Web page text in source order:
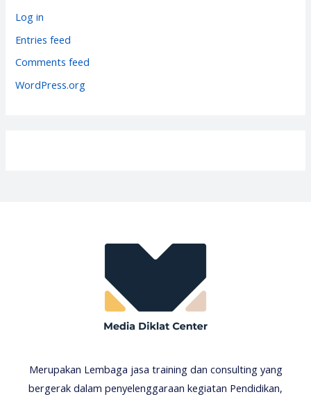
r
i
Log in
Entries feed
Comments feed
WordPress.org
Merupakan Lembaga jasa training dan consulting yang
bergerak dalam penyelenggaraan kegiatan Pendidikan,